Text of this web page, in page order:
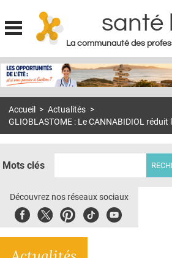
Jump to
santé
La communauté des
MON COMPTE
S'ABONNER À LA REVUE SOIN À DOMICILE
DOSSIERS
E-REVUE SAD
Accueil > Actualités >
GLIOBLASTOME : Le CANNABIDIOL
Mots clés
Découvrez nos réseaux sociaux
FacebookTwitterPinterest
TiktokYoubute